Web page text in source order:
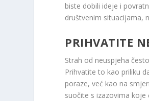
biste dobili ideje i
društvenim situacijama,
PRIHVATITE
Strah od neuspjeha
Prihvatite to kao priliku
poraze, već kao na
suočite s izazovima